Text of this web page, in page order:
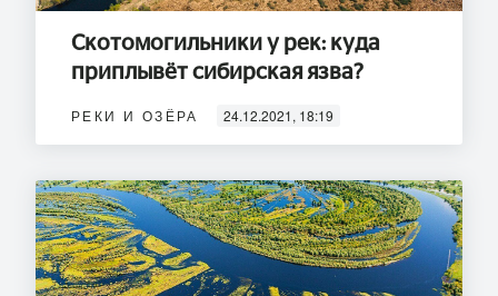
Скотомогильники у рек: куда
приплывёт сибирская язва?
РЕКИ И ОЗЁРА 24.12.2021, 18:19